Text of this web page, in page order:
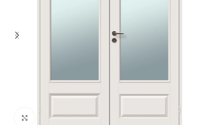
Click to enlarge